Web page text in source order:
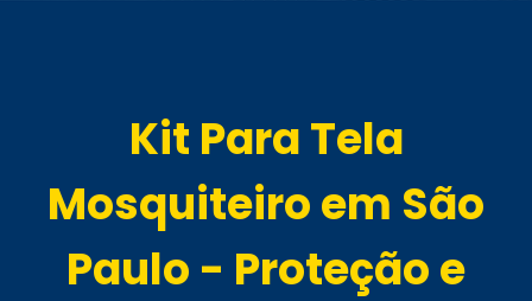
Kit Para Tela
Mosquiteiro em São
Paulo - Proteção e